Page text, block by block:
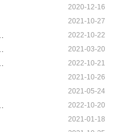
2020-12-16
2021-10-27
2022-10-22
2021-03-20
2022-10-21
2021-10-26
2021-05-24
2022-10-20
2021-01-18